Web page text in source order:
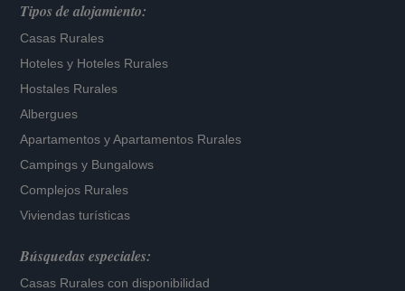
Tipos de alojamiento:
Casas Rurales
Hoteles y Hoteles Rurales
Hostales Rurales
Albergues
Apartamentos yApartamentos Rurales
Campings y Bungalows
Complejos Rurales
Viviendas turísticas
Búsquedas especiales:
Casas Rurales con disponibilidad